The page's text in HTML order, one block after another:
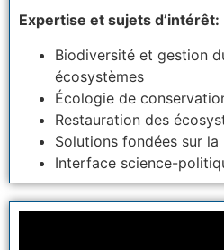
Expertise et sujets d’intérêt:
Biodiversité et gestion
écosystèmes
Écologie de
Restauration des
Solutions fondées sur la
Interface science-